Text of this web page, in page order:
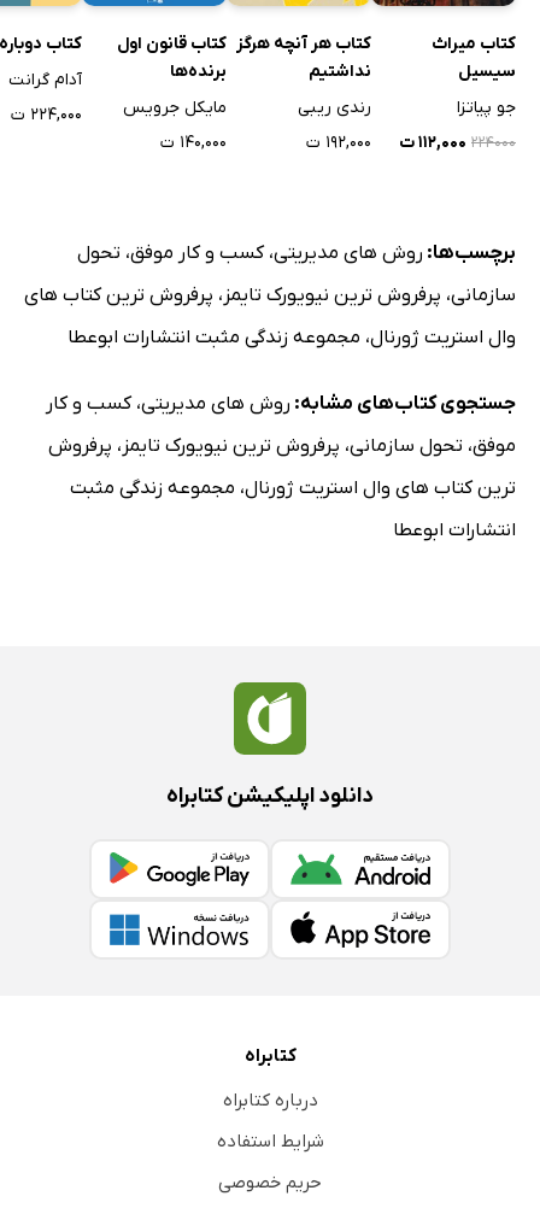
کتاب میراث
سیسیل
جو پیاتزا
۲۲۴۰۰۰ ۱۱۲,۰۰۰ ت
کتاب هر آنچه هرگز
نداشتیم
رندی ریبی
۱۹۲,۰۰۰ ت
کتاب قانون اول
برنده‌ها
مایکل جرویس
۱۴۰,۰۰۰ ت
کتاب
آدام گرانت
۲۲۴,۰۰۰ ت
برچسب‌ها: روش های مدیریتی،کسب و کار موفق، تحول
سازمانی، پرفروش ترین نیویورک تایمز ، پرفروش ترین کتاب های
وال استریت ژورنال، مجموعه زندگی مثبت انتشارات ابوعطا
جستجوی کتاب‌های مشابه: روش های مدیریتی،کسب و کار
موفق، تحول سازمانی، پرفروش ترین نیویورک تایمز ، پرفروش
ترین کتاب های وال استریت ژورنال، مجموعه زندگی مثبت
انتشارات ابوعطا
دانلود اپلیکیشن کتابراه
کتابراه
درباره کتابراه
شرایط استفاده
حریم خصوصی